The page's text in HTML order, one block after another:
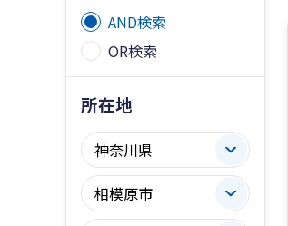
AND検索
OR検索
所在地